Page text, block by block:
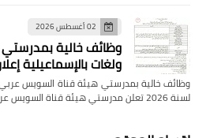
02 أغسطس 2026
وظائف خالية
ولغات بالإسماعيلية إعلان رقم
لسنة 2026 تعلن مدرستي هيئة قناة السويس عربي …